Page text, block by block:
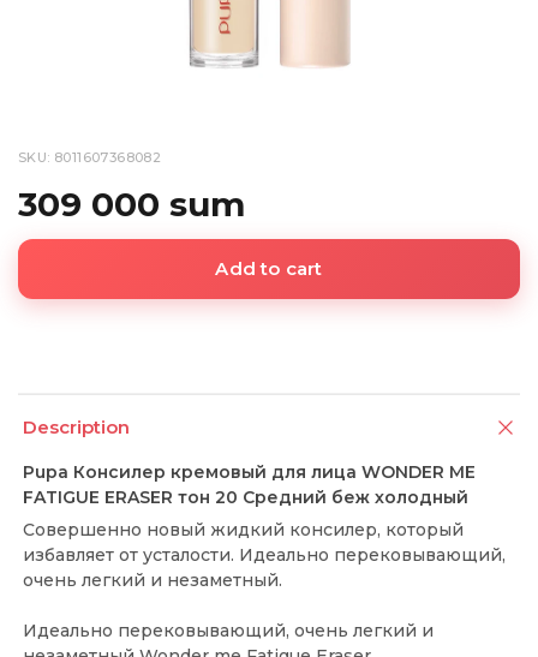
SKU: 8011607368082
309 000 sum
Add to cart
Description
Pupa Консилер кремовый для лица WONDER ME
FATIGUE ERASER тон 20 Средний беж холодный
Совершенно новый жидкий консилер, который
избавляет от усталости. Идеально перековывающий,
очень легкий и незаметный.
Идеально перековывающий, очень легкий и